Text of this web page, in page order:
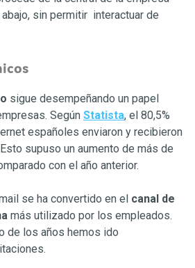
sin permitir interactuar de
sigue desempeñando un papel
Según Statista, el 80,5%
españoles enviaron y recibieron
supuso un aumento de más de
con el año anterior.
se ha convertido en el canal de
más utilizado por los empleados.
de los años hemos ido